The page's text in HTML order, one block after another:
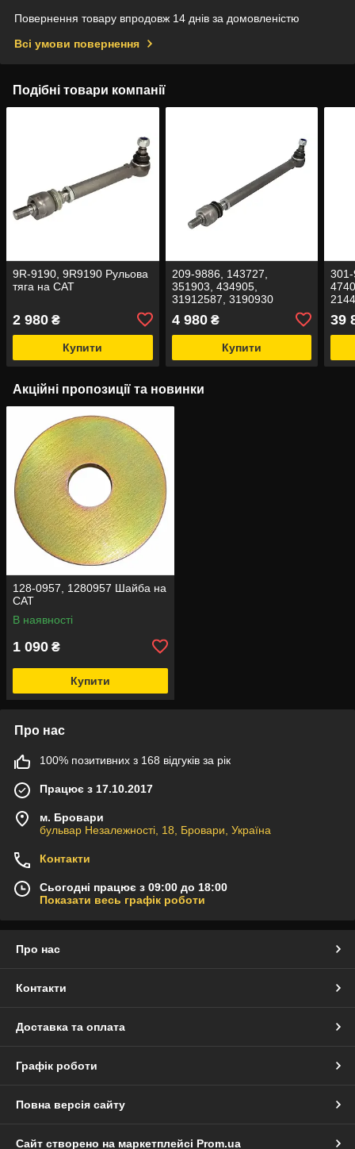
Повернення товару впродовж 14 днів за домовленістю
Всі умови повернення
Подібні товари компанії
9R-9190, 9R9190 Рульова
тяга на САТ
2 980 ₴
Купити
209-9886, 143727,
351903, 434905,
31912587, 3190930
4 980₴
Купити
39
Акційні пропозиції та новинки
128-0957, 1280957 Шайба на
CAT
В наявності
1 090 ₴
Купити
Про нас
100% позитивних з 168 відгуків за рік
Працює з 17.10.2017
м. Бровари
бульвар Незалежності, 18, Бровари, Україна
Контакти
Сьогодні працює з 09:00 до 18:00
Показати весь графік роботи
Про нас
Контакти
Доставка та оплата
Графік роботи
Повна версія сайту
Сайт створено на маркетплейсі Prom.ua